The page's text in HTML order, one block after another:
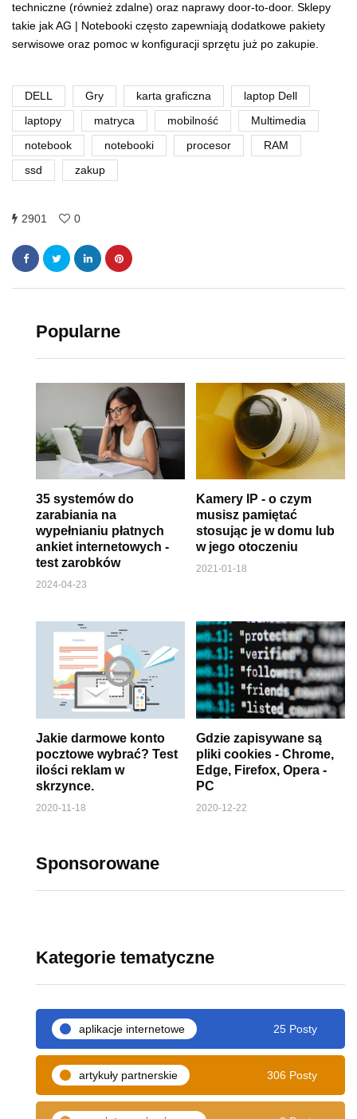
techniczne (również zdalne) oraz naprawy door-to-door. Sklepy
takie jak AG | Notebooki często zapewniają dodatkowe pakiety
serwisowe oraz pomoc w konfiguracji sprzętu już po zakupie.
DELL Gry karta graficzna laptop Dell
laptopy matryca mobilność Multimedia
notebook notebooki procesor RAM
ssd zakup
2901 0
Popularne
35 systemów do
zarabiania na
wypełnianiu płatnych
ankiet internetowych -
test zarobków
2024-04-23
Kamery IP - o czym
musisz pamiętać
stosując je w domu lub
w jego otoczeniu
2021-01-18
Jakie darmowe konto
pocztowe wybrać? Test
ilości reklam w
skrzynce.
2020-11-18
Gdzie zapisywane są
pliki cookies - Chrome,
Edge, Firefox, Opera -
PC
2020-12-22
Sponsorowane
Kategorie tematyczne
aplikacje internetowe 25 Posty
artykuły partnerskie 306 Posty